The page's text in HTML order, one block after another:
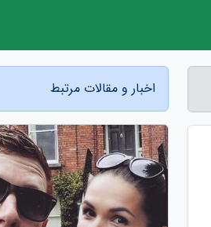
اخبار و مقالات مرتبط